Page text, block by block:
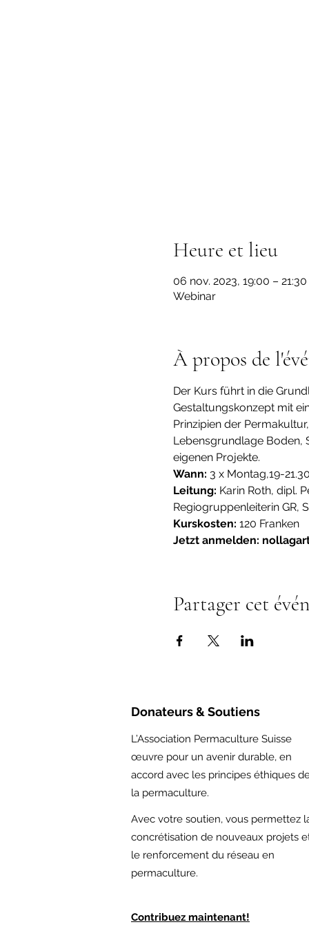
Heure et lieu
06 nov. 2023, 19:00 – 21:30
Webinar
À propos de
Der Kurs führt in die
Gestaltungskonzept mit
Prinzipien der
Lebensgrundlage Boden,
eigenen Projekte.
Wann: 3 x Montag,19-
Leitung: Karin Roth, dipl.
Regiogruppenleiterin GR,
Kurskosten: 120 Franken
Jetzt anmelden:
Partager cet
Donateurs & Soutiens
L’Association Permaculture Suisse
œuvre pour un avenir durable, en
accord avec les principes éthiques
la permaculture.
Avec votre soutien, vous permettez
concrétisation de nouveaux projets
le renforcement du réseau en
permaculture.
Contribuez maintenant!